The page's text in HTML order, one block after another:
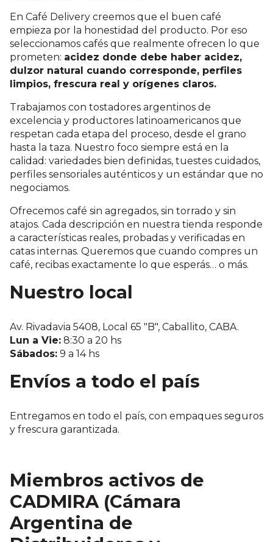
En Café Delivery creemos que el buen café
empieza por la honestidad del producto. Por eso
seleccionamos cafés que realmente ofrecen lo que
prometen: acidez donde debe haber acidez,
dulzor natural cuando corresponde, perfiles
limpios, frescura real y orígenes claros.
Trabajamos con tostadores argentinos de
excelencia y productores latinoamericanos que
respetan cada etapa del proceso, desde el grano
hasta la taza. Nuestro foco siempre está en la
calidad: variedades bien definidas, tuestes cuidados,
perfiles sensoriales auténticos y un estándar que no
negociamos.
Ofrecemos café sin agregados, sin torrado y sin
atajos. Cada descripción en nuestra tienda responde
a características reales, probadas y verificadas en
catas internas. Queremos que cuando compres un
café, recibas exactamente lo que esperás… o más.
Nuestro local
Av. Rivadavia 5408, Local 65 "B", Caballito, CABA.
Lun a Vie: 8:30 a 20 hs
Sábados: 9 a 14 hs
Envíos a todo el país
Entregamos en todo el país, con empaques seguros
y frescura garantizada.
Miembros activos de
CADMIRA (Cámara
Argentina de